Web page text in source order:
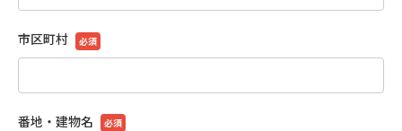
市区町村 必須
番地・建物名 必須